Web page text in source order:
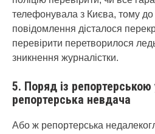
телефонувала з Києва, тому до
повідомлення дісталося
перевірити перетворилося
зникнення журналістки.
5. Поряд із
репортерська невдача
Або ж репортерська